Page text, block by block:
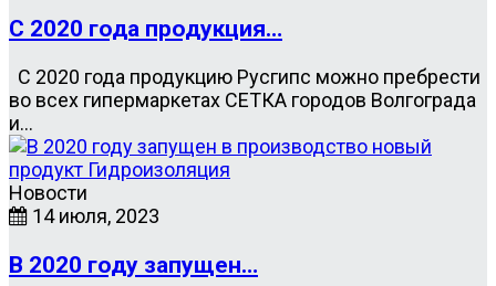
С 2020 года продукция…
С 2020 года продукцию Русгипс можно пребрести
во всех гипермаркетах СЕТКА городов Волгограда
и…
Новости
14 июля, 2023
В 2020 году запущен…